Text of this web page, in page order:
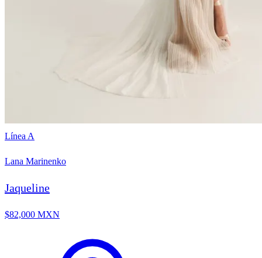
Línea A
Lana Marinenko
Jaqueline
$82,000 MXN